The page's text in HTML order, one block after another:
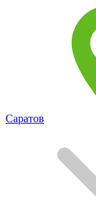
Саратов